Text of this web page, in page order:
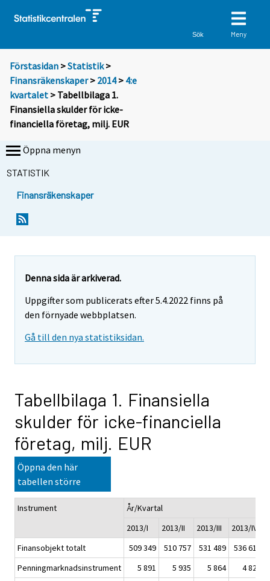
Sök Meny
Förstasidan >Statistik >
Finansräkenskaper> 2014> 4:e
kvartalet > Tabellbilaga 1.
Finansiella skulder för icke-
financiella företag, milj. EUR
Öppna menyn
STATISTIK
Finansräkenskaper
Denna sida är arkiverad.
Uppgifter som publicerats efter 5.4.2022 finns på
den förnyade webbplatsen.
Gå till den nya statistiksidan.
Tabellbilaga 1. Finansiella
skulder för icke-financiella
företag, milj. EUR
Öppna den här
tabellen större
Instrument
År/Kvartal
2013/I
2013/II 2013/III 2013/IV
Finansobjekt totalt
509 349 510 757 531 489 536 619
Penningmarknadsinstrument
5 891 5 935 5 864
4 825